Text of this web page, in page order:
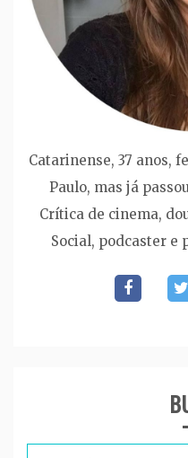
Catarinense, 37 anos,
Paulo, mas já
Crítica de cinema,
Social, podcaster e